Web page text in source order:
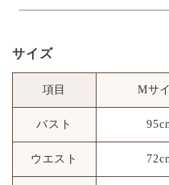
サイズ
項目 Mサ
バスト
ウエスト